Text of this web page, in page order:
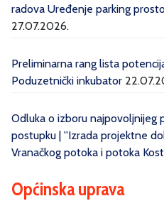
radova Uređenje parking
27.07.2026.
Preliminarna rang lista
Poduzetnički inkubator
Odluka o izboru
postupku | ''Izrada projektne
Vranačkog potoka i potoka
Općinska uprava